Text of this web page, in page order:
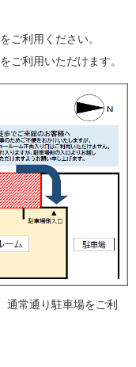
ご利用ください。
ご利用いただけます。
通常通り駐車場をご利